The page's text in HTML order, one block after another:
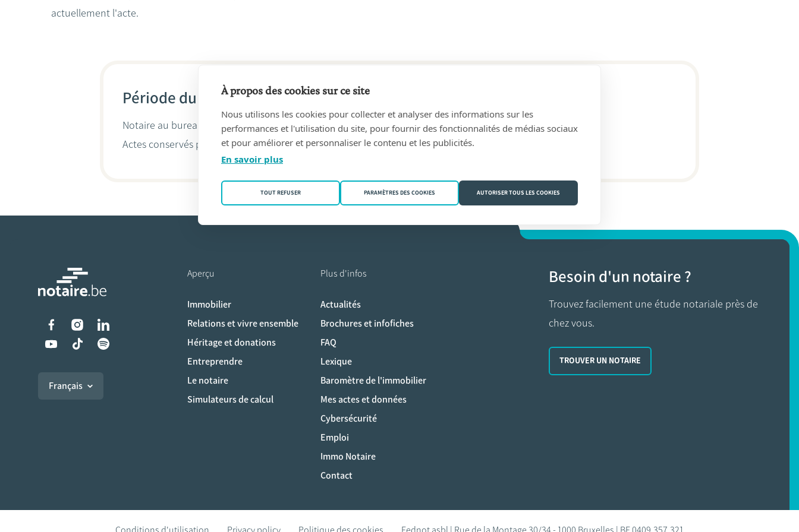
actuellement l'acte.
Période du 19/08/2021 au aujourd'hui
Notaire au bureau LE.TU.DE(7760 Celles (Velaines))
Actes conservés par
Marie-Sylvie Dewasme
Liens vers les réseaux sociaux
Français
Aperçu
Immobilier
Relations et vivre ensemble
Héritage et donations
Entreprendre
Le notaire
Simulateurs de calcul
Plus d'infos
Actualités
Brochures et infofiches
FAQ
Lexique
Baromètre de l'immobilier
Mes actes et données
Cybersécurité
Emploi
Immo Notaire
Contact
Besoin d'un notaire ?
Trouvez facilement une étude notariale près de
chez vous.
TROUVER UN NOTAIRE
À propos des cookies sur ce site
Nous utilisons les cookies pour collecter et analyser des informations sur les
performances et l'utilisation du site, pour fournir des fonctionnalités de médias sociaux
et pour améliorer et personnaliser le contenu et les publicités.
En savoir plus
TOUT REFUSER PARAMÈTRES DES COOKIES AUTORISER TOUS LES COOKIES